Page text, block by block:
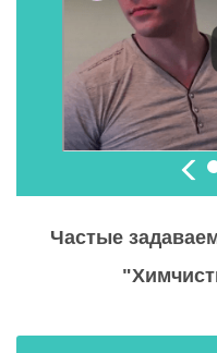
Частые